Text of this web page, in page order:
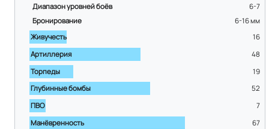
Диапазон уровней боёв
6-7
Бронирование
6-16мм
Живучесть
16
Артиллерия
48
Торпеды
19
Глубинные бомбы
52
ПВО
7
Манёвренность
67